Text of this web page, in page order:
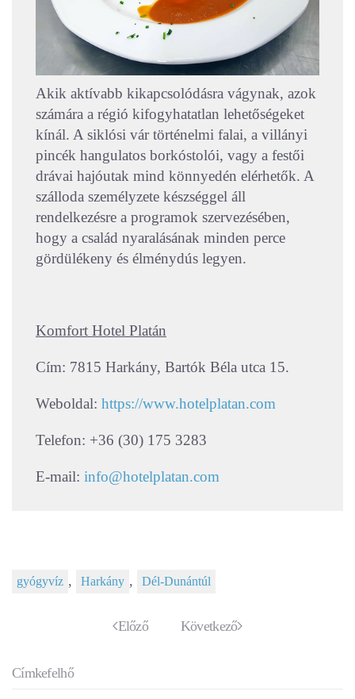
Akik aktívabb kikapcsolódásra vágynak, azok
számára a régió kifogyhatatlan lehetőségeket
kínál. A siklósi vár történelmi falai, a villányi
pincék hangulatos borkóstolói, vagy a festői
drávai hajóutak mind könnyedén elérhetők. A
szálloda személyzete készséggel áll
rendelkezésre a programok szervezésében,
hogy a család nyaralásának minden perce
gördülékeny és élménydús legyen.
Komfort Hotel Platán
Cím: 7815 Harkány, Bartók Béla utca 15.
Weboldal: https://www.hotelplatan.com
Telefon: +36 (30) 175 3283
E-mail: info@hotelplatan.com
gyógyvíz , Harkány , Dél-Dunántúl
Előző Következő
Címkefelhő